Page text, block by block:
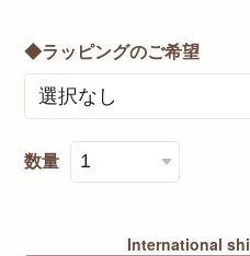
◆ラッピングのご希望
数量
International